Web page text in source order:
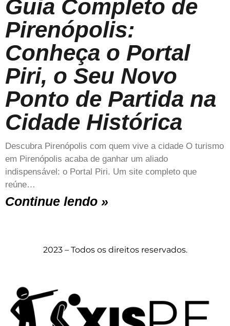
Guia Completo de
Pirenópolis:
Conheça o Portal
Piri, o Seu Novo
Ponto de Partida na
Cidade Histórica
Descubra Pirenópolis com quem vive a cidade O turismo
em Pirenópolis acaba de ganhar um aliado
indispensável: o Portal Piri. Um site completo que
reúne…
Continue lendo »
2023 – Todos os direitos reservados.